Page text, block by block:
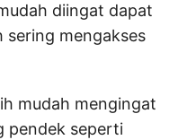
diingat dapat
sering mengakses
mudah mengingat
pendek seperti